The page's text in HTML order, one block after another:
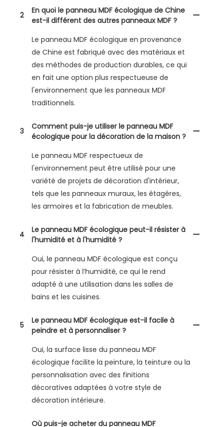
2
En quoi le panneau MDF écologique de Chine
est-il différent des autres panneaux MDF ?
Le panneau MDF écologique en provenance
de Chine est fabriqué avec des matériaux et
des méthodes de production durables, ce qui
en fait une option plus respectueuse de
l'environnement que les panneaux MDF
traditionnels.
3
Comment puis-je utiliser le panneau MDF
écologique pour la décoration de la maison ?
Le panneau MDF respectueux de
l'environnement peut être utilisé pour une
variété de projets de décoration d'intérieur,
tels que les panneaux muraux, les étagères,
les armoires et la fabrication de meubles.
4
Le panneau MDF écologique peut-il résister à
l'humidité et à l'humidité ?
Oui, le panneau MDF écologique est conçu
pour résister à l’humidité, ce qui le rend
adapté à une utilisation dans les salles de
bains et les cuisines.
5
Le panneau MDF écologique est-il facile à
peindre et à personnaliser ?
Oui, la surface lisse du panneau MDF
écologique facilite la peinture, la teinture ou la
personnalisation avec des finitions
décoratives adaptées à votre style de
décoration intérieure.
Où puis-je acheter du panneau MDF